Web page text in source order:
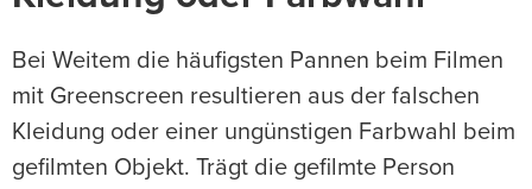
Bei Weitem die häufigsten Pannen beim Filmen
mit Greenscreen resultieren aus der falschen
Kleidung oder einer ungünstigen Farbwahl beim
gefilmten Objekt. Trägt die gefilmte Person